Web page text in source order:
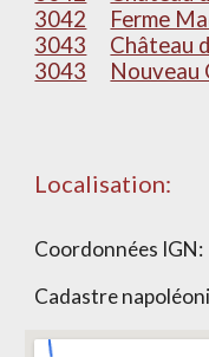
3042
Ferme
3043
Château
3043
Nouveau
Localisation:
Coordonnées
Cadastre